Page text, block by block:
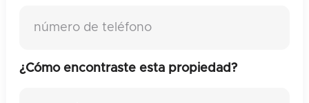
¿Cómo encontraste esta propiedad?